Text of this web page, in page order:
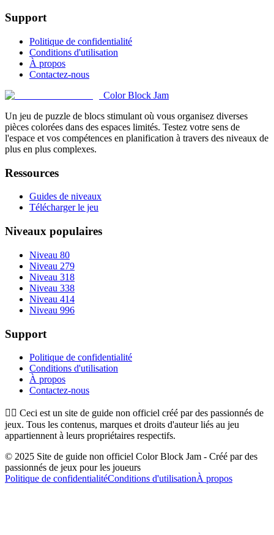
Support
Politique de confidentialité
Conditions d'utilisation
À propos
Contactez-nous
Color Block Jam
Un jeu de puzzle de blocs stimulant où vous organisez diverses
pièces colorées dans des espaces limités. Testez votre sens de
l'espace et vos compétences en planification à travers des niveaux de
plus en plus complexes.
Ressources
Guides de niveaux
Télécharger le jeu
Niveaux populaires
Niveau 80
Niveau 279
Niveau 318
Niveau 338
Niveau 414
Niveau 996
Support
Politique de confidentialité
Conditions d'utilisation
À propos
Contactez-nous
👉🏻 Ceci est un site de guide non officiel créé par des passionnés de
jeux. Tous les contenus, marques et droits d'auteur liés au jeu
appartiennent à leurs propriétaires respectifs.
© 2025 Site de guide non officiel Color Block Jam - Créé par des
passionnés de jeux pour les joueurs
Politique de confidentialitéConditions d'utilisationÀ propos